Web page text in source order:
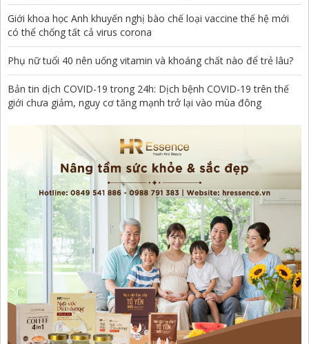
Giới khoa học Anh khuyến nghị bào chế loại vaccine thế hệ mới
có thể chống tất cả virus corona
Phụ nữ tuổi 40 nên uống vitamin và khoáng chất nào để trẻ lâu?
Bản tin dịch COVID-19 trong 24h: Dịch bệnh COVID-19 trên thế
giới chưa giảm, nguy cơ tăng mạnh trở lại vào mùa đông